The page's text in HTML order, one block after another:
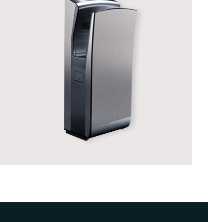
ACCESSOIRES ÉLECTRIQUES